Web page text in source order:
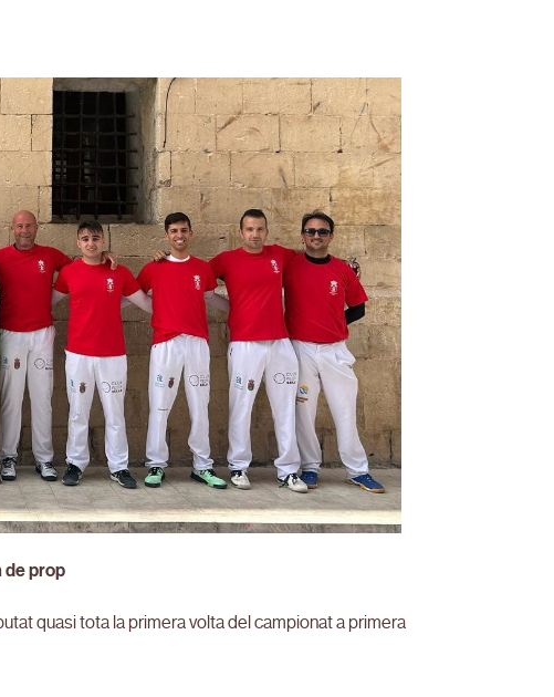
de prop
quasi tota la primera volta del campionat a primera